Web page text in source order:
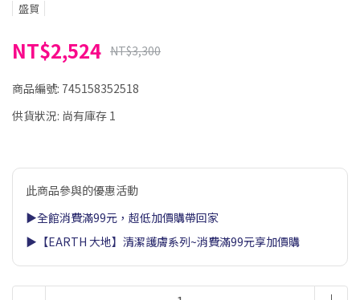
盛貿
NT$2,524 NT$3,300
商品編號: 745158352518
供貨狀況: 尚有庫存 1
此商品參與的優惠活動
▶全館消費滿99元，超低加價購帶回家
▶【EARTH 大地】清潔護膚系列~消費滿99元享加價購